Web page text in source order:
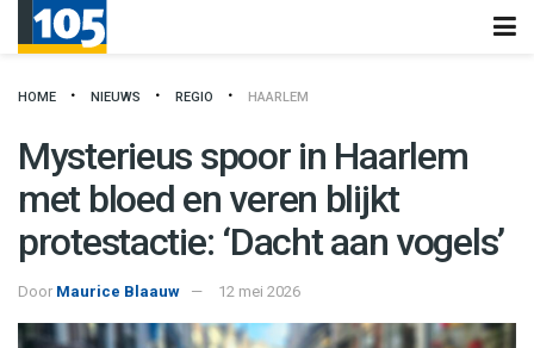
HOME NIEUWS REGIO HAARLEM
Mysterieus spoor in Haarlem
met bloed en veren blijkt
protestactie: ‘Dacht aan vogels’
Door Maurice Blaauw 12 mei 2026